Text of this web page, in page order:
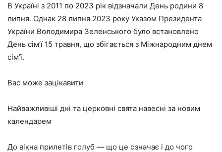
В Україні з 2011 по 2023 рік відзначали День родини 8
липня. Однак 28 липня 2023 року Указом Президента
України Володимира Зеленського було встановлено
День сім’ї 15 травня, що збігається з Міжнародним днем
сім’ї.
Вас може зацікавити
Найважливіші дні та церковні свята навесні за новим
календарем
До вікна прилетів голуб — що це означає і до чого